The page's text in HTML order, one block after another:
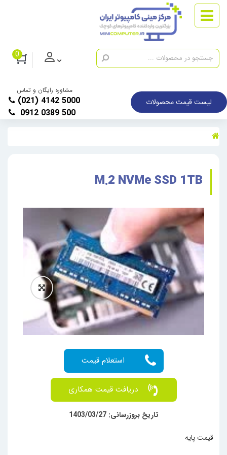
0
لیست قیمت محصولات
مشاوره رایگان و تماس
(021) 4142 5000
0912 0389 500
M.2 NVMe SSD 1TB
قیمت پایه
تاریخ بروزرسانی: 1403/03/27
دریافت قیمت همکاری